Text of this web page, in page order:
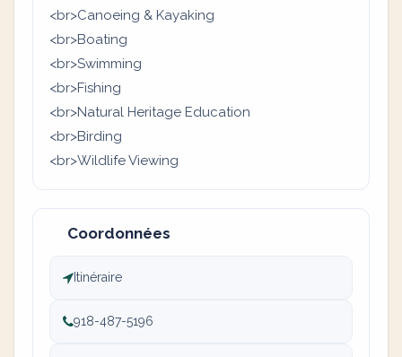
<br>Canoeing & Kayaking
<br>Boating
<br>Swimming
<br>Fishing
<br>Natural Heritage Education
<br>Birding
<br>Wildlife Viewing
Coordonnées
Itinéraire
918-487-5196